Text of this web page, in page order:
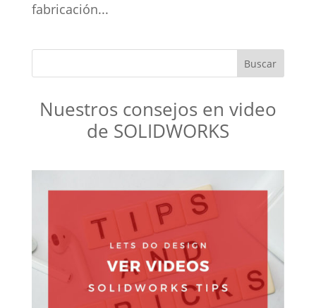
fabricación...
Nuestros consejos en video
de SOLIDWORKS